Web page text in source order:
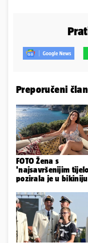
Preporučeni
FOTO Žena s
'najsavršenijim
pozirala je u
obline...